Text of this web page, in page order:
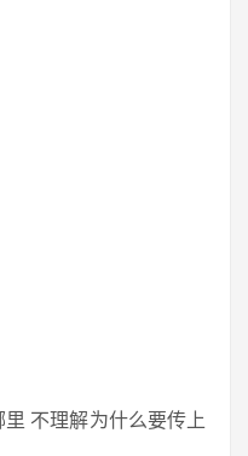
不理解为什么要传上